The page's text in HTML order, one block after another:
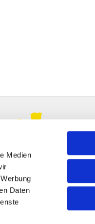
Medien
Daten